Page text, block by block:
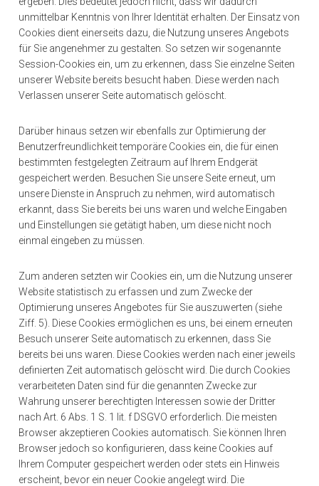
unmittelbar Kenntnis von Ihrer Identität erhalten. Der Einsatz von
Cookies dient einerseits dazu, die Nutzung unseres Angebots
für Sie angenehmer zu gestalten. So setzen wir sogenannte
Session-Cookies ein, um zu erkennen, dass Sie einzelne Seiten
unserer Website bereits besucht haben. Diese werden nach
Verlassen unserer Seite automatisch gelöscht.
Darüber hinaus setzen wir ebenfalls zur Optimierung der
Benutzerfreundlichkeit temporäre Cookies ein, die für einen
bestimmten festgelegten Zeitraum auf Ihrem Endgerät
gespeichert werden. Besuchen Sie unsere Seite erneut, um
unsere Dienste in Anspruch zu nehmen, wird automatisch
erkannt, dass Sie bereits bei uns waren und welche Eingaben
und Einstellungen sie getätigt haben, um diese nicht noch
einmal eingeben zu müssen.
Zum anderen setzten wir Cookies ein, um die Nutzung unserer
Website statistisch zu erfassen und zum Zwecke der
Optimierung unseres Angebotes für Sie auszuwerten (siehe
Ziff. 5). Diese Cookies ermöglichen es uns, bei einem erneuten
Besuch unserer Seite automatisch zu erkennen, dass Sie
bereits bei uns waren. Diese Cookies werden nach einer jeweils
definierten Zeit automatisch gelöscht wird. Die durch Cookies
verarbeiteten Daten sind für die genannten Zwecke zur
Wahrung unserer berechtigten Interessen sowie der Dritter
nach Art. 6 Abs. 1 S. 1 lit. f DSGVO erforderlich. Die meisten
Browser akzeptieren Cookies automatisch. Sie können Ihren
Browser jedoch so konfigurieren, dass keine Cookies auf
Ihrem Computer gespeichert werden oder stets ein Hinweis
erscheint, bevor ein neuer Cookie angelegt wird. Die